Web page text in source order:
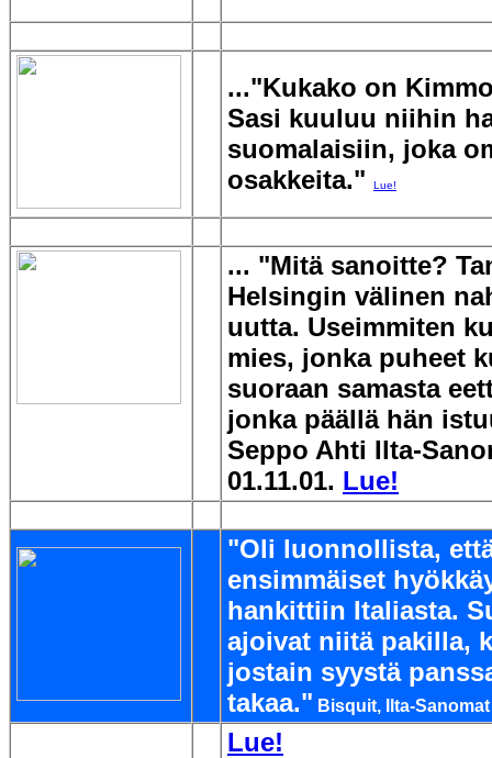
..."Kukako on
Sasi kuuluu niihin
suomalaisiin, joka
osakkeita."
Lue!
... "Mitä sanoitte?
Helsingin välinen
uutta. Useimmiten
mies, jonka puheet
suoraan samasta
jonka päällä hän
Seppo Ahti Ilta-
01.11.01. Lue!
"Oli luonnollista,
ensimmäiset
hankittiin Italiasta.
ajoivat niitä pakilla,
jostain syystä
takaa." Bisquit, Ilta-Sanomat
Lue!